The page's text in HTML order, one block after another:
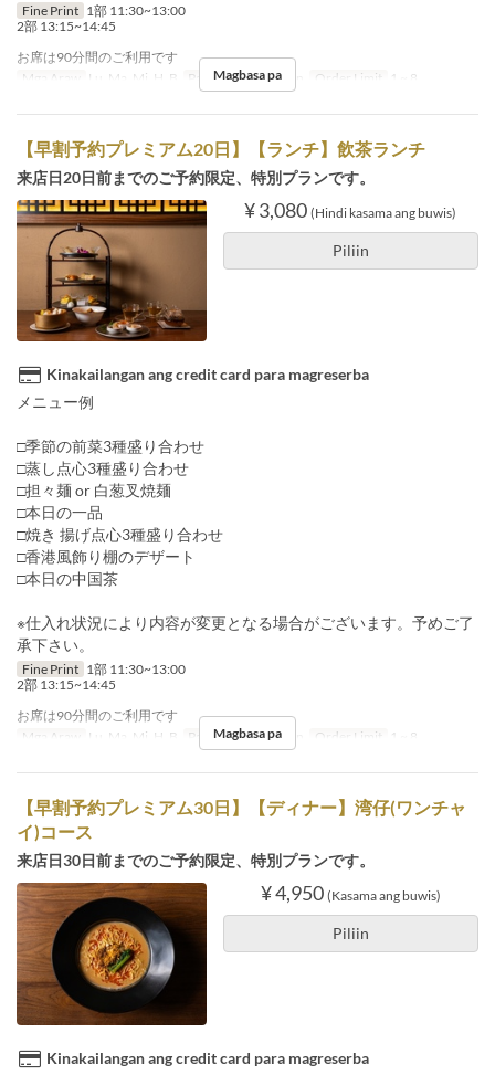
Fine Print 1部 11:30~13:00
2部 13:15~14:45
お席は90分間のご利用です
Mga Araw
Lu, Ma, Mi, H, B Pagkain Tanghalian Order Limit 1 ~ 8
Magbasa pa
【早割予約プレミアム20日】【ランチ】飲茶ランチ
来店日20日前までのご予約限定、特別プランです。
¥ 3,080 (Hindi kasama ang buwis)
Piliin
Kinakailangan ang credit card para magreserba
メニュー例
□季節の前菜3種盛り合わせ
□蒸し点心3種盛り合わせ
□担々麺 or 白葱叉焼麺
□本日の一品
□焼き 揚げ点心3種盛り合わせ
□香港風飾り棚のデザート
□本日の中国茶
※仕入れ状況により内容が変更となる場合がございます。予めご了
承下さい。
Fine Print 1部 11:30~13:00
2部 13:15~14:45
お席は90分間のご利用です
Mga Araw
Lu, Ma, Mi, H, B Pagkain Tanghalian Order Limit 1 ~ 8
Magbasa pa
【早割予約プレミアム30日】【ディナー】湾仔(ワンチャ
イ)コース
来店日30日前までのご予約限定、特別プランです。
¥ 4,950 (Kasama ang buwis)
Piliin
Kinakailangan ang credit card para magreserba